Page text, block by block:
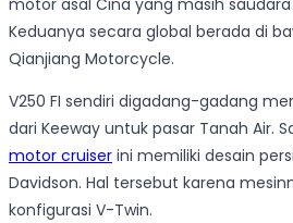
motor asal Cina yang masih saudara
Keduanya secara global berada di
Qianjiang Motorcycle.
V250 FI sendiri digadang-gadang
dari Keeway untuk pasar Tanah Air.
motor cruiser ini memiliki desain
Davidson. Hal tersebut karena
konfigurasi V-Twin.